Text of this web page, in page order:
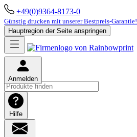
+49(0)9364-8173-0
Günstig drucken mit unserer Bestpreis-Garantie!
Hauptregion der Seite anspringen
Anmelden
Hilfe